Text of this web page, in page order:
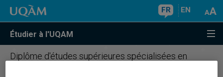
FR EN
Étudier à l'UQAM
Diplôme d'études supérieures spécialisées en